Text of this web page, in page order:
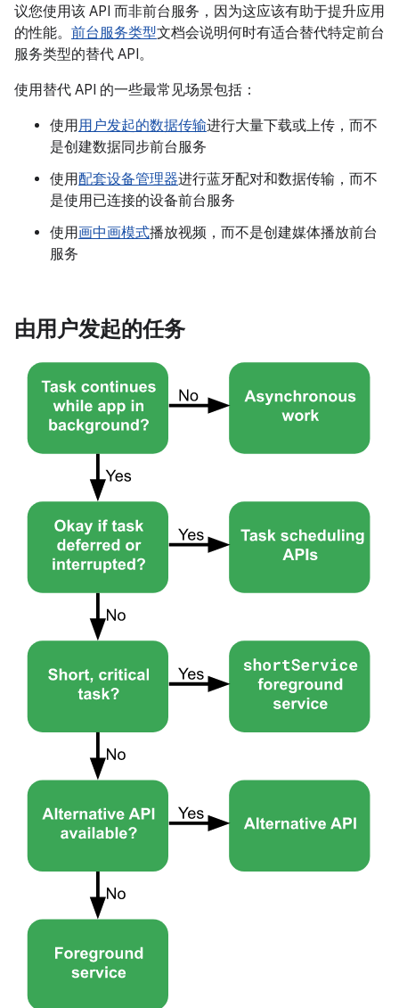
议您使用该 API 而非前台服务，因为这应该有助于提升应用
的性能。 前台服务类型文档会说明何时有适合替代特定前台
服务类型的替代 API。
使用替代 API 的一些最常见场景包括：
使用用户发起的数据传输进行大量下载或上传，而不
是创建数据同步前台服务
使用配套设备管理器进行蓝牙配对和数据传输，而不
是使用已连接的设备前台服务
使用画中画模式播放视频，而不是创建媒体播放前台
服务
由用户发起的任务